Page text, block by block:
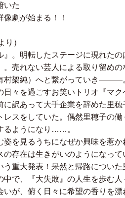
いた
像劇が始まる！！
り）
』。明転したステージに現れた
。売れない芸人による取り留め
村架純）へと繋がっていき―――
を過ごすお笑いトリオ『マク
に訳あって大手企業を辞めた里
レスをしていた。偶然里穂子の
るようになり……。
姿を見るうちになぜか興味を惹
の存在は生きがいのようになっ
う重大発表！呆然と帰路につい
中で、『大失敗』の人生を歩む
が、俯く日々に希望の香りを漂